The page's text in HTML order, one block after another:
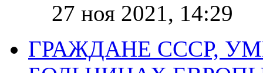
27 ноя 2021, 14:29
ГРАЖДАНЕ СССР,